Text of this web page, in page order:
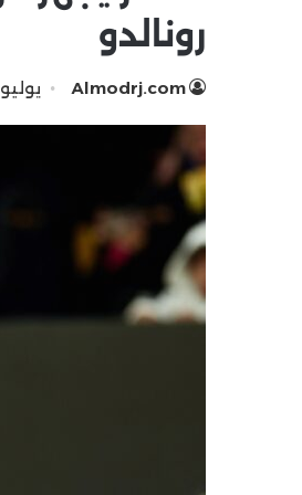
رونالدو
Almodrj.com يوليو 6, 2025